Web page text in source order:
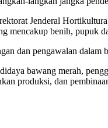
Jenderal
mencakup benih, pupuk
dan pengawalan
bawang merah,
produksi, dan